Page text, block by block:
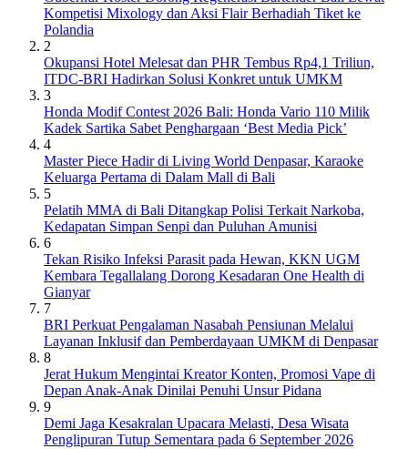
Kompetisi Mixology dan Aksi Flair Berhadiah Tiket ke
Polandia
2
Okupansi Hotel Melesat dan PHR Tembus Rp4,1 Triliun,
ITDC-BRI Hadirkan Solusi Konkret untuk UMKM
3
Honda Modif Contest 2026 Bali: Honda Vario 110 Milik
Kadek Sartika Sabet Penghargaan ‘Best Media Pick’
4
Master Piece Hadir di Living World Denpasar, Karaoke
Keluarga Pertama di Dalam Mall di Bali
5
Pelatih MMA di Bali Ditangkap Polisi Terkait Narkoba,
Kedapatan Simpan Senpi dan Puluhan Amunisi
6
Tekan Risiko Infeksi Parasit pada Hewan, KKN UGM
Kembara Tegallalang Dorong Kesadaran One Health di
Gianyar
7
BRI Perkuat Pengalaman Nasabah Pensiunan Melalui
Layanan Inklusif dan Pemberdayaan UMKM di Denpasar
8
Jerat Hukum Mengintai Kreator Konten, Promosi Vape di
Depan Anak-Anak Dinilai Penuhi Unsur Pidana
9
Demi Jaga Kesakralan Upacara Melasti, Desa Wisata
Penglipuran Tutup Sementara pada 6 September 2026